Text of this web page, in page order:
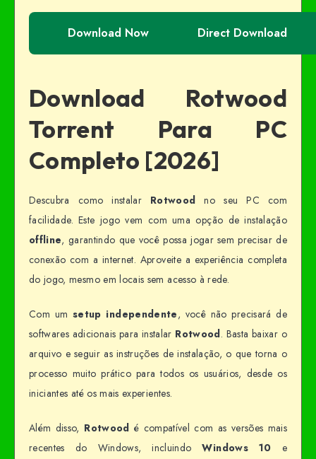
Download Now Direct Download
Download Rotwood
Torrent Para PC
Completo [2026]
Descubra como instalar Rotwood no seu PC com
facilidade. Este jogo vem com uma opção de instalação
offline, garantindo que você possa jogar sem precisar de
conexão com a internet. Aproveite a experiência completa
do jogo, mesmo em locais sem acesso à rede.
Com umsetup independente, você não precisará de
softwares adicionais para instalar Rotwood. Basta baixar o
arquivo e seguir as instruções de instalação, o que torna o
processo muito prático para todos os usuários, desde os
iniciantes até os mais experientes.
Além disso, Rotwood é compatível com as versões mais
recentes do Windows, incluindoWindows 10 e